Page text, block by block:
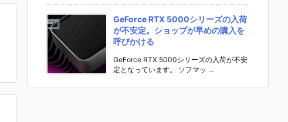
GeForce RTX 5000シリーズの入荷
が不安定。ショップが早めの購入を
呼びかける
GeForce RTX 5000シリーズの入荷が不安
定となっています。 ソフマッ ...